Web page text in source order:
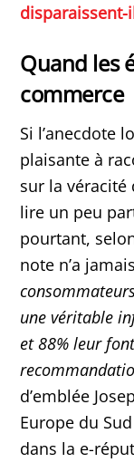
disparaissent-
Quand les
commerce
Si l’anecdote
plaisante à
sur la véracité
lire un peu
pourtant,
note n’a
une véritable
et 88% leur
d’emblée
Europe du
dans la e-